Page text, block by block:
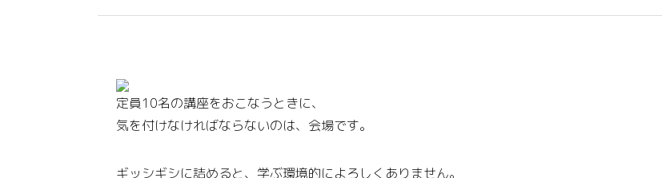
定員10名の講座をおこなうときに、
気を付けなければならないのは、会場です。
ギッシギシに詰めると、学ぶ環境的によろしくありません。